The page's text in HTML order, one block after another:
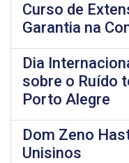
Curso de
Garantia na
Dia
sobre o Ruído
Porto Alegre
Dom Zeno
Unisinos